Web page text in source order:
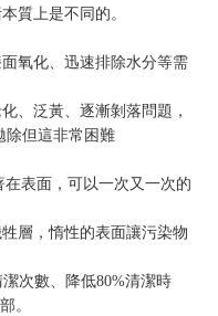
質上是不同的。
氧化、迅速排除水分等需
、泛黃、逐漸剝落問題，
除但這非常困難
表面，可以一次又一次的
層，惰性的表面讓污染物
次數、降低80%清潔時
。